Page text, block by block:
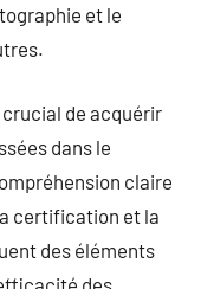
et le
de acquérir
dans le
claire
certification et la
des éléments
des